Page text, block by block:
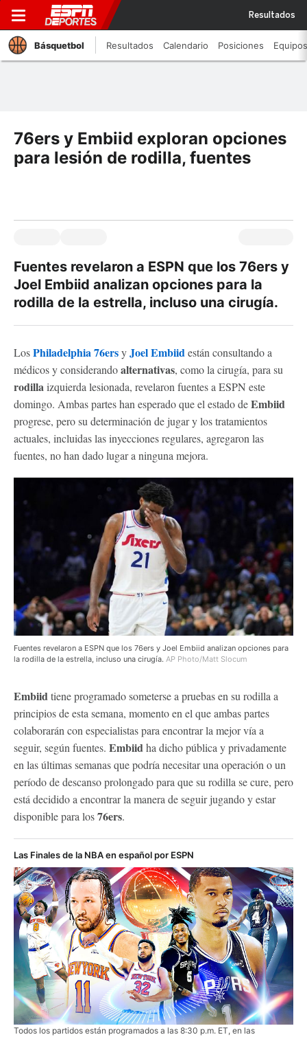
Resultados
Básquetbol Resultados Calendario Posiciones Equipos
76ers y Embiid exploran opciones
para lesión de rodilla, fuentes
Fuentes revelaron a ESPN que los 76ers y
Joel Embiid analizan opciones para la
rodilla de la estrella, incluso una cirugía.
LosPhiladelphia 76ersyJoel Embiidestán consultando a
médicos y considerandoalternativas, como la cirugía, para su
rodillaizquierda lesionada, revelaron fuentes a ESPN este
domingo. Ambas partes han esperado que el estado deEmbiid
progrese, pero su determinación de jugar y los tratamientos
actuales, incluidas las inyecciones regulares, agregaron las
fuentes, no han dado lugar a ninguna mejora.
Fuentes revelaron a ESPN que los 76ers y Joel Embiid analizan opciones para
la rodilla de la estrella, incluso una cirugía. AP Photo/Matt Slocum
Embiidtiene programado someterse a pruebas en su rodilla a
principios de esta semana, momento en el que ambas partes
colaborarán con especialistas para encontrar la mejor vía a
seguir, según fuentes. Embiidha dicho pública y privadamente
en las últimas semanas que podría necesitar una operación o un
período de descanso prolongado para que su rodilla se cure, pero
está decidido a encontrar la manera de seguir jugando y estar
disponible para los76ers.
Las Finales de la NBA en español por ESPN
Todos los partidos están programados a las 8:30 p.m. ET, en las